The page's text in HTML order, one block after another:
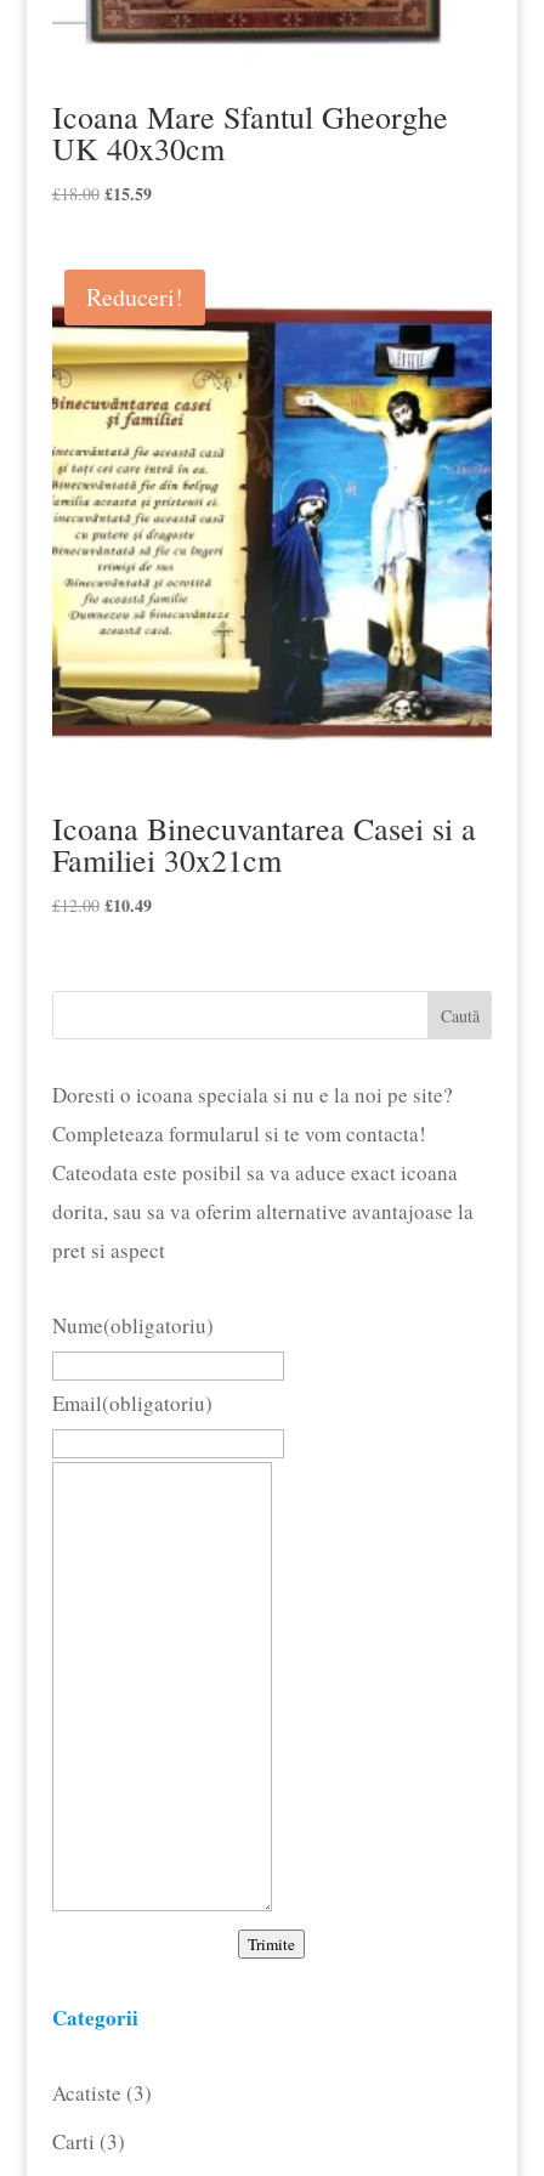
Icoana Mare Sfantul Gheorghe
UK 40x30cm
£18.00 Prețul
fost:
£18.00.
£15.59Prețul
£15.59.
Reduceri!
Icoana Binecuvantarea Casei si a
Familiei 30x21cm
£12.00 Prețul
fost:
£10.49Prețul
£10.49.
Caută
Doresti o icoana speciala si nu e la noi pe site?
Completeaza formularul si te vom contacta!
Cateodata este posibil sa va aduce exact icoana
dorita, sau sa va oferim alternative avantajoase la
pret si aspect
Nume(obligatoriu)
Email(obligatoriu)
Trimite
Categorii
Acatiste 33
Carti 33